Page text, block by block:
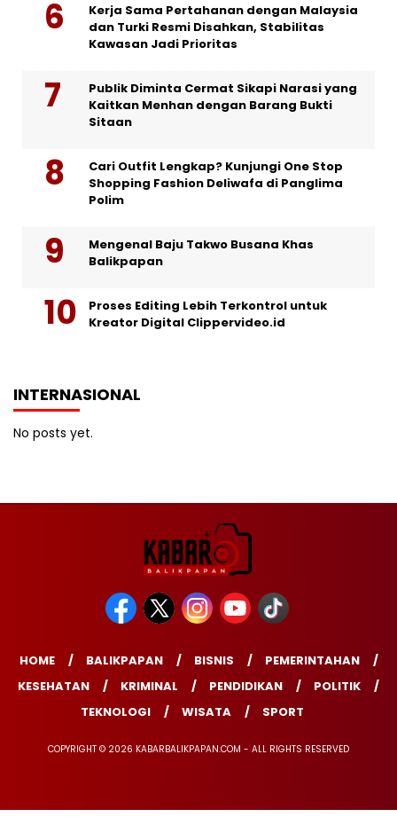
Kerja Sama Pertahanan dengan Malaysia
dan Turki Resmi Disahkan, Stabilitas
Kawasan Jadi Prioritas
Publik Diminta Cermat Sikapi Narasi yang
Kaitkan Menhan dengan Barang Bukti
Sitaan
Cari Outfit Lengkap? Kunjungi One Stop
Shopping Fashion Deliwafa di Panglima
Polim
Mengenal Baju Takwo Busana Khas
Balikpapan
Proses Editing Lebih Terkontrol untuk
Kreator Digital Clippervideo.id
INTERNASIONAL
No posts yet.
HOME BALIKPAPAN BISNIS
PEMERINTAHAN
KESEHATAN
KRIMINAL PENDIDIKAN
POLITIK
TEKNOLOGI
WISATA SPORT
COPYRIGHT © 2026 KABARBALIKPAPAN.COM - ALL RIGHTS RESERVED